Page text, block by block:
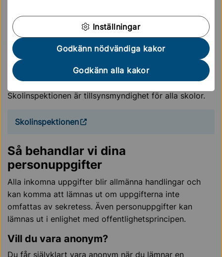
Inställningar
Godkänn nödvändiga kakor
Godkänn alla kakor
3. Vänd dig i tredje hand till
Skolinspektionen
Om du inte är nöjd med kommunens hantering av ditt
klagomål och om du anser att det fortfarande finns
brister på skolan kan du kontakta Skolinspektionen.
Skolinspektionen är tillsynsmyndighet för alla skolor.
Skolinspektionen
Så behandlar vi dina
personuppgifter
Alla inkomna uppgifter blir allmänna handlingar och
kan komma att lämnas ut om uppgifterna inte
omfattas av sekretess. Även personuppgifter kan
lämnas ut i enlighet med offentlighetsprincipen.
Vill du vara anonym?
Du får självklart vara anonym när du lämnar en